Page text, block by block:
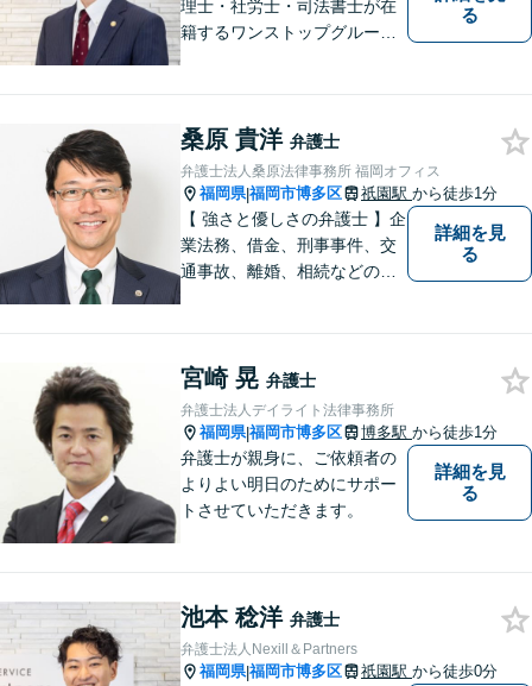
理士・社労士・司法書士が在
籍するワンストップグルー
等複数士業の知識が必要な案
件を一括して対応。九州トッ
プクラスの豊富な実績。
る
桑原 貴洋 弁護士
弁護士法人桑原法律事務所 福岡オフィス
福岡県|福岡市博多区 祇園駅 から徒歩1分
【 強さと優しさの弁護士 】企
業法務、借金、刑事事件、交
通事故、離婚、相続などのご
なリーガルサービスを提供い
たします。
詳細を見
る
宮崎 晃 弁護士
弁護士法人デイライト法律事務所
福岡県|福岡市博多区 博多駅 から徒歩1分
弁護士が親身に、ご依頼者の
よりよい明日のためにサポー
トさせていただきます。
詳細を見
る
池本 稔洋 弁護士
弁護士法人Nexill＆Partners
福岡県|福岡市博多区 祇園駅 から徒歩0分